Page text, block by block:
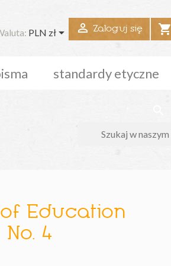
PLN zł  Zaloguj się shopping_cart
standardy etyczne
Education
4